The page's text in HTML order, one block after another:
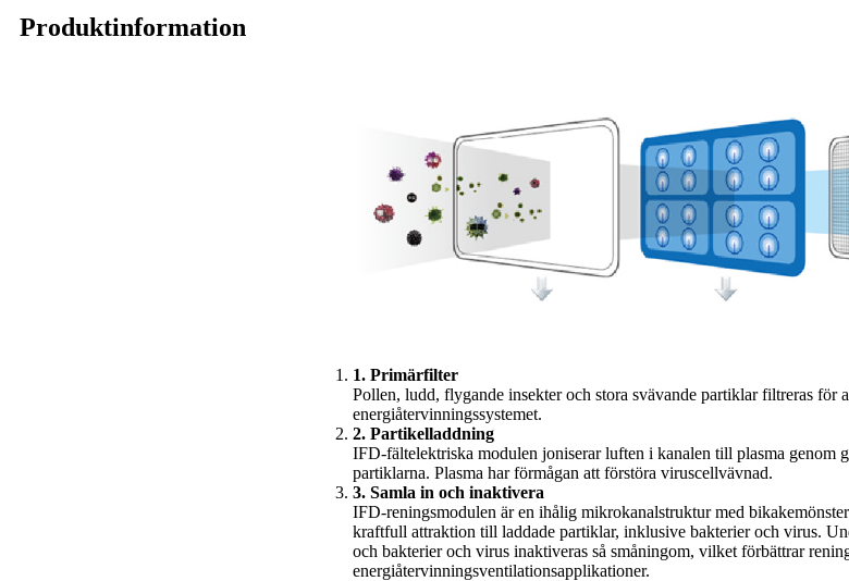
Produktinformation
1. Primärfilter
Pollen, ludd, flygande insekter och stora svävande partiklar filtreras för
energiåtervinningssystemet.
2. Partikelladdning
IFD-fältelektriska modulen joniserar luften i kanalen till plasma genom
partiklarna. Plasma har förmågan att förstöra viruscellvävnad.
3. Samla in och inaktivera
IFD-reningsmodulen är en ihålig mikrokanalstruktur med
kraftfull attraktion till laddade partiklar, inklusive bakterier och virus.
och bakterier och virus inaktiveras så småningom, vilket förbättrar
energiåtervinningsventilationsapplikationer.